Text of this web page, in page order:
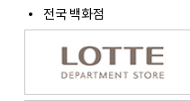
전국 백화점